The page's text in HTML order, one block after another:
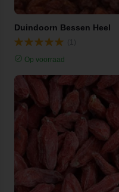
Duindoorn Bessen Heel
Op voorraad